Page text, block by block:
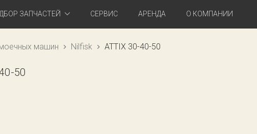
ЗАПЧАСТЕЙ СЕРВИС АРЕНДА О КОМПАНИИ
машин Nilfisk ATTIX 30-40-50
50